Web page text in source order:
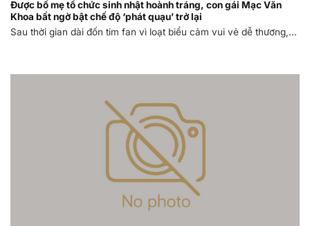
Được bố mẹ tổ chức sinh nhật hoành tráng, con gái Mạc Văn
Khoa bất ngờ bật chế độ ‘phát quạu’ trở lại
Sau thời gian dài đốn tim fan vì loạt biểu cảm vui vẻ dễ thương,...